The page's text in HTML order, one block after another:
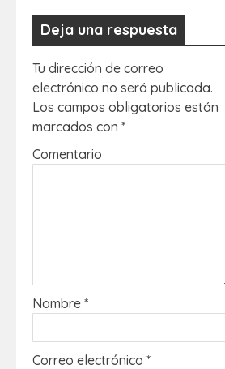
Deja una respuesta
Tu dirección de correo
electrónico no será publicada.
Los campos obligatorios están
marcados con *
Comentario
Nombre *
Correo electrónico *